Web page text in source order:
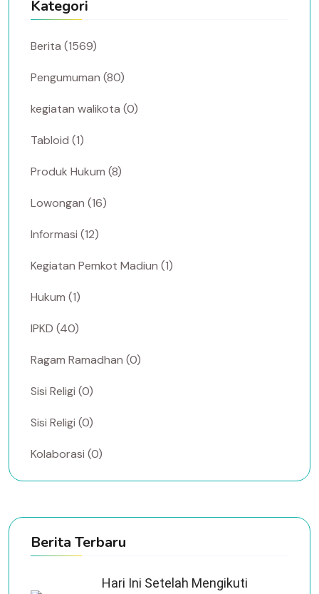
Kategori
Berita (1569)
Pengumuman (80)
kegiatan walikota (0)
Tabloid (1)
Produk Hukum (8)
Lowongan (16)
Informasi (12)
Kegiatan Pemkot Madiun (1)
Hukum (1)
IPKD (40)
Ragam Ramadhan (0)
Sisi Religi (0)
Sisi Religi (0)
Kolaborasi (0)
Berita Terbaru
Hari Ini Setelah Mengikuti